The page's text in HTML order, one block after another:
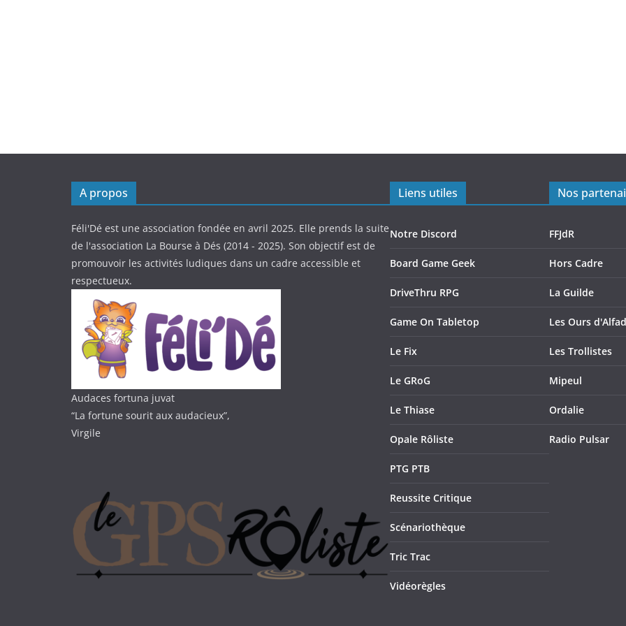
A propos
Féli'Dé est une association fondée en avril 2025. Elle prends la suite
de l'association La Bourse à Dés (2014 - 2025). Son objectif est de
promouvoir les activités ludiques dans un cadre accessible et
respectueux.
Audaces fortuna juvat
“La fortune sourit aux audacieux”,
Virgile
Liens utiles
Notre Discord
Board Game Geek
DriveThru RPG
Game On Tabletop
Le Fix
Le GRoG
Le Thiase
Opale Rôliste
PTG PTB
Reussite Critique
Scénariothèque
Tric Trac
Vidéorègles
Nos
FFJdR
Hors Cadre
La Guilde
Les Ours
Les Trollistes
Mipeul
Ordalie
Radio Pulsar